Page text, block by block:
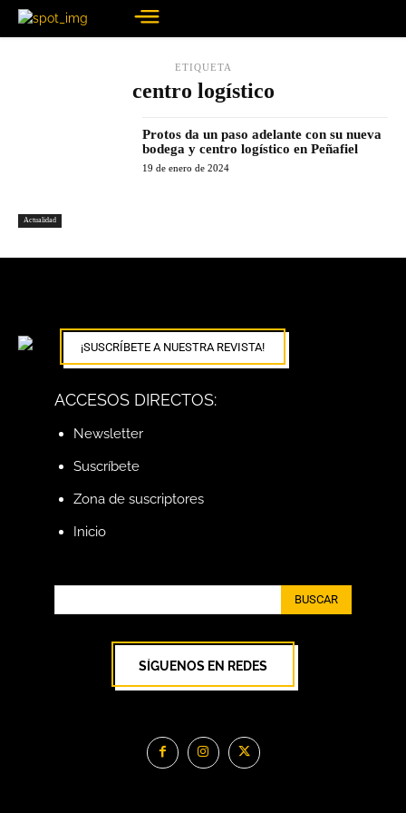
ETIQUETA
centro logístico
Actualidad
Protos da un paso adelante con su nueva
bodega y centro logístico en Peñafiel
19 de enero de 2024
¡SUSCRÍBETE A NUESTRA REVISTA!
ACCESOS DIRECTOS:
Newsletter
Suscríbete
Zona de suscriptores
Inicio
BUSCAR
SÍGUENOS EN REDES